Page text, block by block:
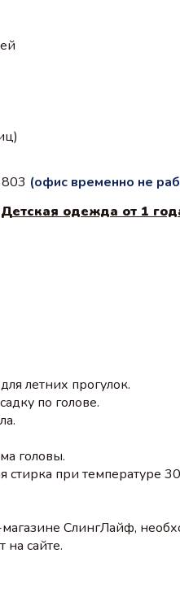
(офис временно не
Детская одежда от 1
летних прогулок.
по голове.
головы.
стирка при температуре
СлингЛайф,
на сайте.